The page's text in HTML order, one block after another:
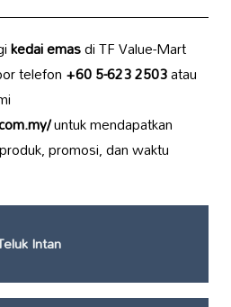
kedai emasdi TF Value-Mart
telefon+60 5-623 2503atau
untuk mendapatkan
promosi, dan waktu
Intan